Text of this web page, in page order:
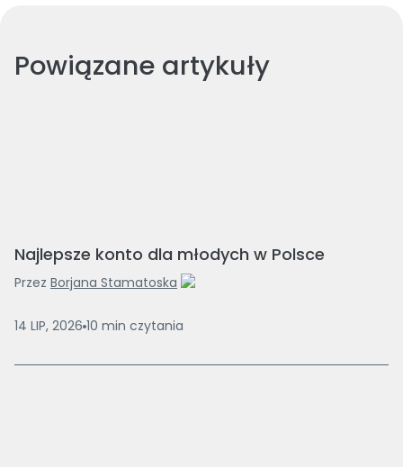
Powiązane artykuły
Najlepsze konto dla młodych w Polsce
Przez Borjana Stamatoska
14 LIP, 2026 10 min czytania